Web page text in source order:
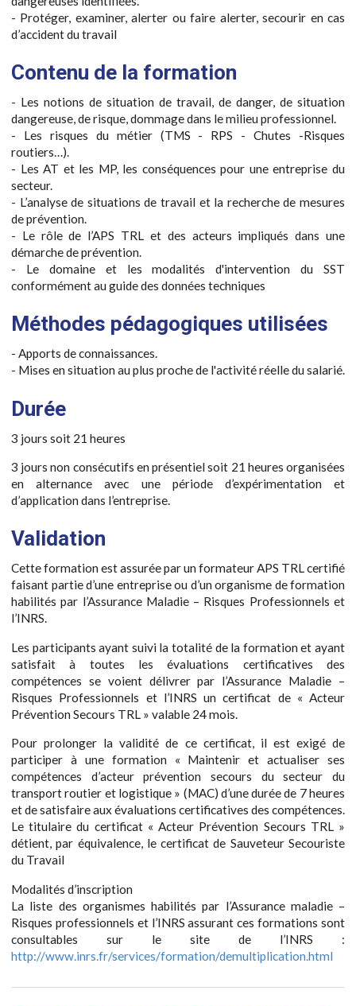
- Protéger, examiner, alerter ou faire alerter, secourir en cas
d’accident du travail
Contenu de la formation
- Les notions de situation de travail, de danger, de situation
dangereuse, de risque, dommage dans le milieu professionnel.
- Les risques du métier (TMS - RPS - Chutes -Risques
routiers…).
- Les AT et les MP, les conséquences pour une entreprise du
secteur.
- L’analyse de situations de travail et la recherche de mesures
de prévention.
- Le rôle de l’APS TRL et des acteurs impliqués dans une
démarche de prévention.
- Le domaine et les modalités d'intervention du SST
conformément au guide des données techniques
Méthodes pédagogiques utilisées
- Apports de connaissances.
- Mises en situation au plus proche de l'activité réelle du salarié.
Durée
3 jours soit 21 heures
3 jours non consécutifs en présentiel soit 21 heures organisées
en alternance avec une période d’expérimentation et
d’application dans l’entreprise.
Validation
Cette formation est assurée par un formateur APS TRL certifié
faisant partie d’une entreprise ou d’un organisme de formation
habilités par l’Assurance Maladie – Risques Professionnels et
l’INRS.
Les participants ayant suivi la totalité de la formation et ayant
satisfait à toutes les évaluations certificatives des
compétences se voient délivrer par l’Assurance Maladie –
Risques Professionnels et l’INRS un certificat de « Acteur
Prévention Secours TRL » valable 24 mois.
Pour prolonger la validité de ce certificat, il est exigé de
participer à une formation « Maintenir et actualiser ses
compétences d’acteur prévention secours du secteur du
transport routier et logistique » (MAC) d’une durée de 7 heures
et de satisfaire aux évaluations certificatives des compétences.
Le titulaire du certificat « Acteur Prévention Secours TRL »
détient, par équivalence, le certificat de Sauveteur Secouriste
du Travail
Modalités d’inscription
La liste des organismes habilités par l’Assurance maladie –
Risques professionnels et l’INRS assurant ces formations sont
consultables sur le site de l’INRS :
http://www.inrs.fr/services/formation/demultiplication.html